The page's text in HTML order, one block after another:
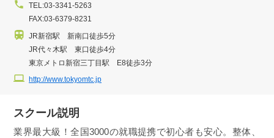
TEL:03-3341-5263
FAX:03-6379-8231
JR新宿駅 新南口徒歩5分
JR代々木駅 東口徒歩4分
東京メトロ新宿三丁目駅 E8徒歩3分
http://www.tokyomtc.jp
スクール説明
業界最大級！全国3000の就職提携で初心者も安心。整体、